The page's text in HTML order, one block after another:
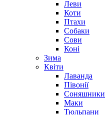
Леви
Коти
Птахи
Собаки
Сови
Коні
Зима
Квіти
Лаванда
Півонії
Соняшники
Маки
Тюльпани